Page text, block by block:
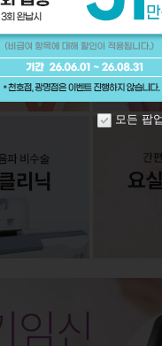
모든 팝